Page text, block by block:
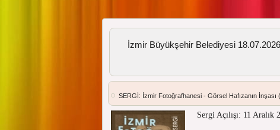
İzmir Büyükşehir Belediyesi
SERGİ: İzmir Fotoğrafhanesi - Görsel Hafızanın İnşası
Sergi Açılışı: 11